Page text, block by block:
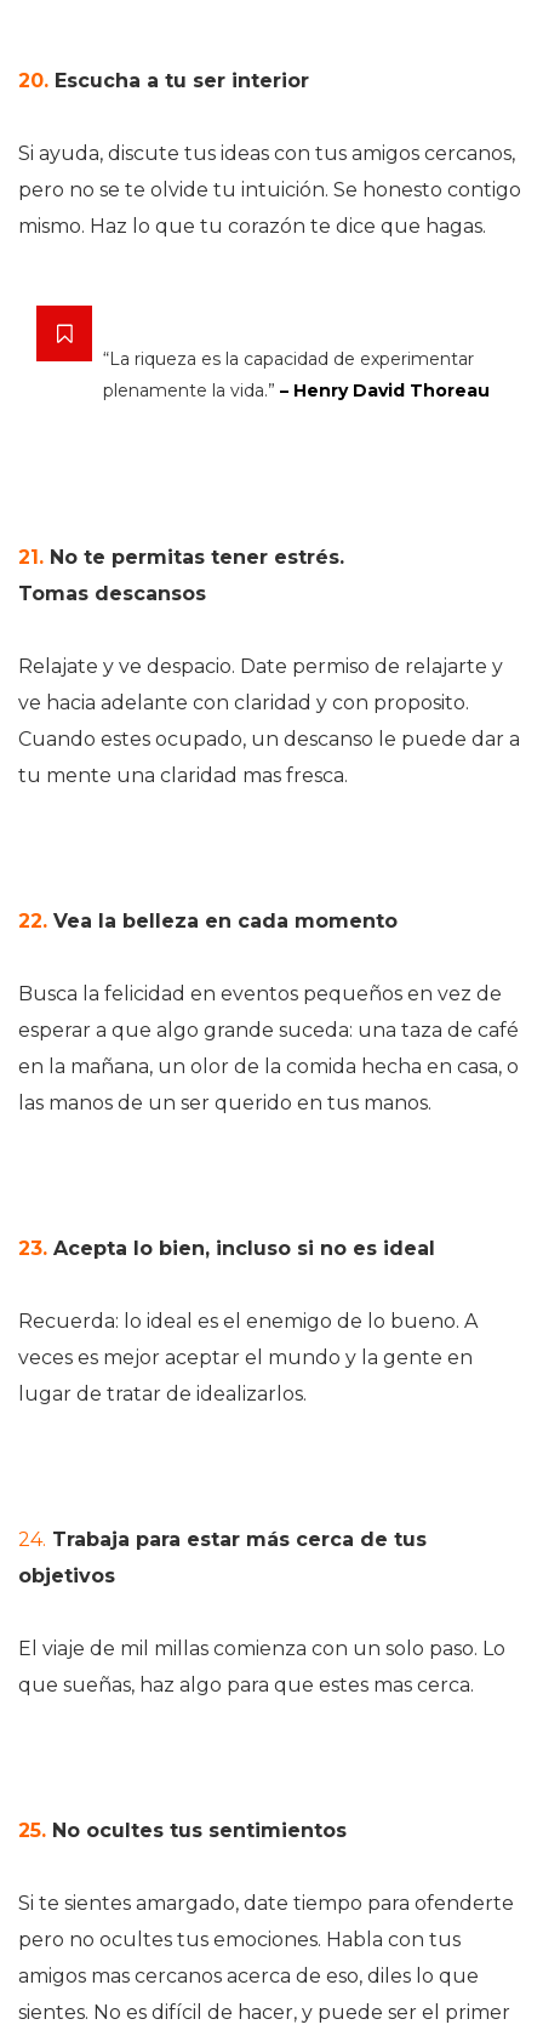
20. Escucha a tu ser interior
Si ayuda, discute tus ideas con tus amigos cercanos,
pero no se te olvide tu intuición. Se honesto contigo
mismo. Haz lo que tu corazón te dice que hagas.
“La riqueza es la capacidad de experimentar
plenamente la vida.” – Henry David Thoreau
21. No te permitas tener estrés.
Tomas descansos
Relajate y ve despacio. Date permiso de relajarte y
ve hacia adelante con claridad y con proposito.
Cuando estes ocupado, un descanso le puede dar a
tu mente una claridad mas fresca.
22. Vea la belleza en cada momento
Busca la felicidad en eventos pequeños en vez de
esperar a que algo grande suceda: una taza de café
en la mañana, un olor de la comida hecha en casa, o
las manos de un ser querido en tus manos.
23. Acepta lo bien, incluso si no es ideal
Recuerda: lo ideal es el enemigo de lo bueno. A
veces es mejor aceptar el mundo y la gente en
lugar de tratar de idealizarlos.
24. Trabaja para estar más cerca de tus
objetivos
El viaje de mil millas comienza con un solo paso. Lo
que sueñas, haz algo para que estes mas cerca.
25. No ocultes tus sentimientos
Si te sientes amargado, date tiempo para ofenderte
pero no ocultes tus emociones. Habla con tus
amigos mas cercanos acerca de eso, diles lo que
sientes. No es difícil de hacer, y puede ser el primer